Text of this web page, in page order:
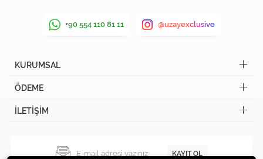
+90 554 110 81 11 @uzayexclusive
KURUMSAL
ÖDEME
İLETİŞİM
KAYIT OL